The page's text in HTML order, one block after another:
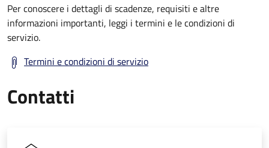
Per conoscere i dettagli di scadenze, requisiti e altre
informazioni importanti, leggi i termini e le condizioni di
servizio.
Termini e condizioni di servizio
Contatti